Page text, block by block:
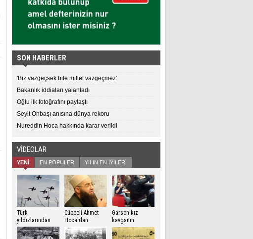
SON HABERLER
'Biz vazgeçsek bile millet vazgeçmez'
Bakanlık iddiaları yalanladı
Oğlu ilk fotoğrafını paylaştı
Seyit Onbaşı anısına dünya rekoru
Nureddin Hoca hakkında karar verildi
VİDEOLAR
YENİ EN POPULER YILIN EN İYİLERİ
Türk
yıldızlarından
Çanakkale Zaferi
gösterisi
Cübbeli Ahmet
Hoca'dan
Erdoğan'a dua
Garson kız
kavganın
ortasında
kalınca..